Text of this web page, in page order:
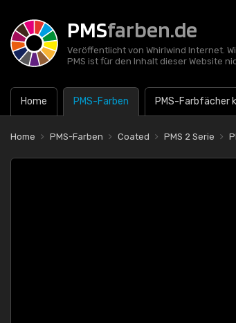
PMSfarben.de
Veröffentlicht von Whirlwind Internet.
PMS ist für den Inhalt dieser Website
Home PMS-Farben PMS-Farbfächer
Home PMS-Farben Coated PMS 2 Serie